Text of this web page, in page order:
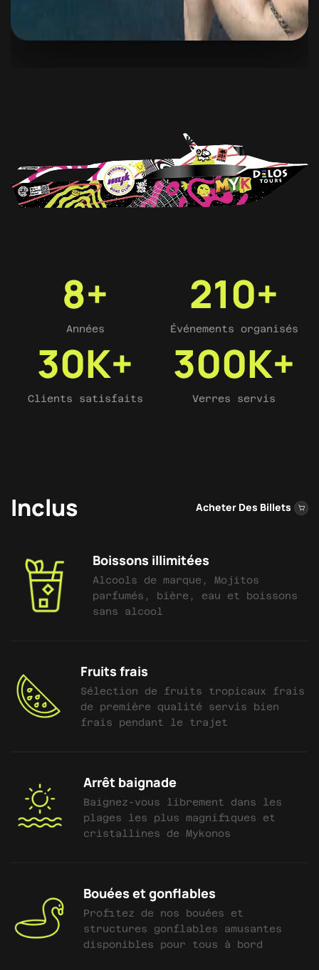
8+
Années
210+
Événements organisés
30K+
Clients satisfaits
300K+
Verres servis
Inclus Acheter Des Billets
Boissons illimitées
Alcools de marque, Mojitos
parfumés, bière, eau et boissons
sans alcool
Fruits frais
Sélection de fruits tropicaux frais
de première qualité servis bien
frais pendant le trajet
Arrêt baignade
Baignez-vous librement dans les
plages les plus magnifiques et
cristallines de Mykonos
Bouées et gonflables
Profitez de nos bouées et
structures gonflables amusantes
disponibles pour tous à bord